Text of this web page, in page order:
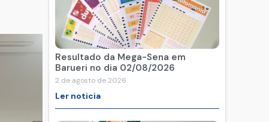
Resultado da Mega-Sena em
Barueri no dia 02/08/2026
2 de agosto de 2026
Ler noticia